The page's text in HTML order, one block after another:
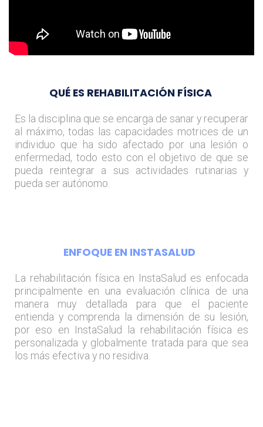
QUÉ ES REHABILITACIÓN FÍSICA
Es la disciplina que se encarga de sanar y recuperar
al máximo, todas las capacidades motrices de un
individuo que ha sido afectado por una lesión o
enfermedad, todo esto con el objetivo de que se
pueda reintegrar a sus actividades rutinarias y
pueda ser autónomo.
ENFOQUE EN INSTASALUD
La rehabilitación física en InstaSalud es enfocada
principalmente en una evaluación clínica de una
manera muy detallada para que el paciente
entienda y comprenda la dimensión de su lesión,
por eso en InstaSalud la rehabilitación física es
personalizada y globalmente tratada para que sea
los más efectiva y no residiva.